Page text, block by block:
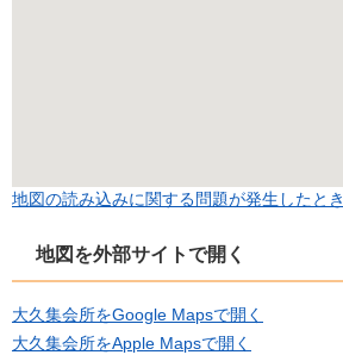
地図の読み込みに関する問題が発生したとき
地図を外部サイトで開く
大久集会所をGoogle Mapsで開く
大久集会所をApple Mapsで開く